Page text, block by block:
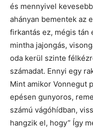
és mennyivel
ahányan bementek az
firkantás ez, mégis tán
mintha jajongás,
oda kerül szinte
számadat. Ennyi egy
Mint amikor Vonnegut
epésen gunyoros,
számú vágóhídban,
hangzik el, hogy” Így